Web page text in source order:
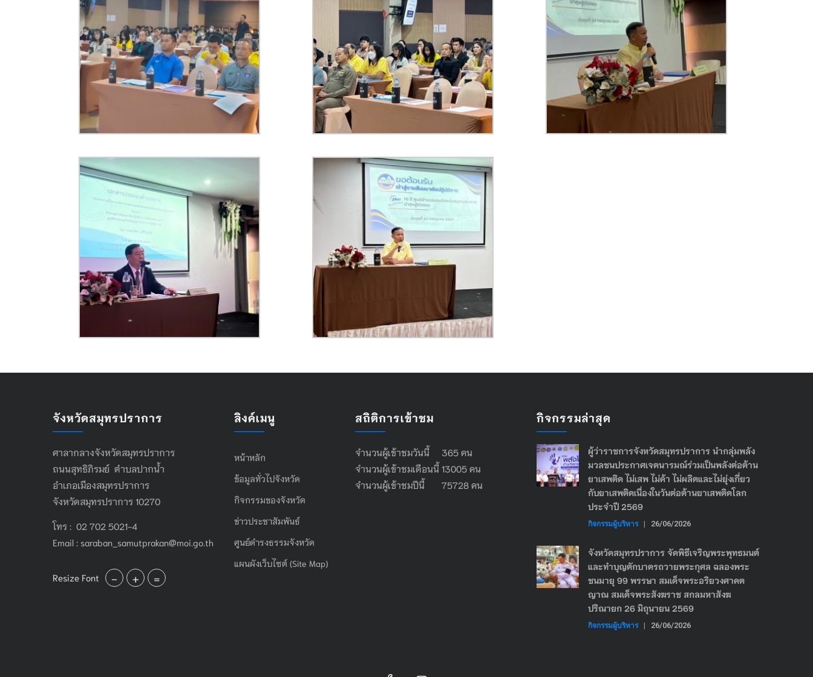
จังหวัดสมุทรปราการ
ศาลากลางจังหวัดสมุทรปราการ
ถนนสุทธิภิรมย์ ตำบลปากน้ำ
อำเภอเมืองสมุทรปราการ
จังหวัดสมุทรปราการ 10270
โทร : 02 702 5021-4
Email : saraban_samutprakan@moi.go.th
Resize Font - + =
ลิงค์เมนู
หน้าหลัก
ข้อมูลทั่วไปจังหวัด
กิจกรรมของจังหวัด
ข่าวประชาสัมพันธ์
ศูนย์ดำรงธรรมจังหวัด
แผนผังเว็บไซต์ (Site Map)
สถิติการเข้าชม
จำนวนผู้เข้าชมวันนี้ 365 คน
จำนวนผู้เข้าชมเดือนนี้ 13005 คน
จำนวนผู้เข้าชมปีนี้ 75728 คน
กิจกรรมล่าสุด
ผู้ว่าราชการจังหวัดสมุทรปราการ นำกลุ่มพลัง
มวลชนประกาศเจตนารมณ์ร่วมเป็นพลังต่อต้าน
ยาเสพติด ไม่เสพ ไม่ค้า ไม่ผลิตและไม่ยุ่งเกี่ยว
กับยาเสพติดเนื่องในวันต่อต้านยาเสพติดโลก
ประจำปี 2569
กิจกรรมผู้บริหาร | 26/06/2026
จังหวัดสมุทรปราการ จัดพิธีเจริญพระพุทธมนต์
และทำบุญตักบาตรถวายพระกุศล ฉลองพระ
ชนมายุ 99 พรรษา สมเด็จพระอริยวงศาคต
ญาณ สมเด็จพระสังฆราช สกลมหาสังฆ
ปริณายก 26 มิถุนายน 2569
กิจกรรมผู้บริหาร | 26/06/2026